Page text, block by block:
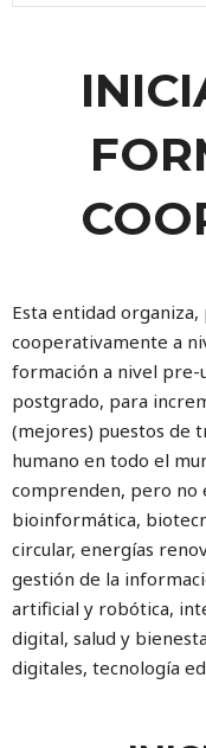
Esta entidad
cooperativamente a
formación a nivel
postgrado, para
(mejores) puestos de
humano en todo el
comprenden, pero no
bioinformática,
circular, energías
gestión de la
artificial y robótica,
digital, salud y
digitales, tecnología